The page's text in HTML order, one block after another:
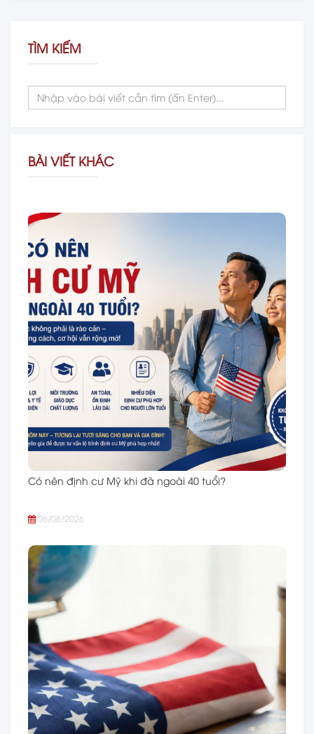
TÌM KIẾM
BÀI VIẾT KHÁC
Có nên định cư Mỹ khi đã ngoài 40 tuổi?
06/08/2026